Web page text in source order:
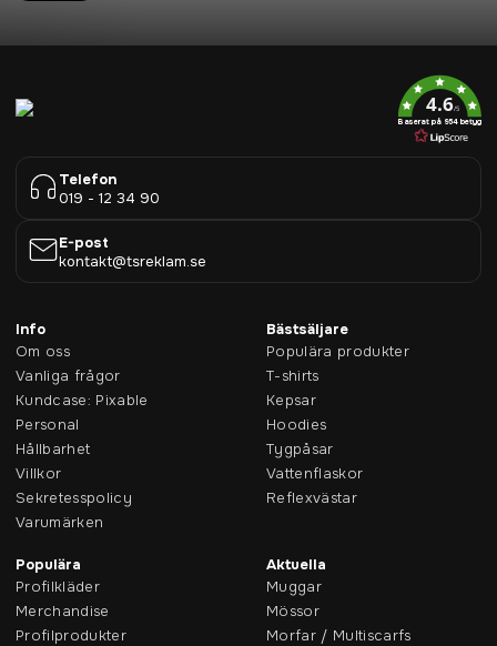
4.6/5
Baserat på 954 betyg
Telefon
019 - 12 34 90
E-post
kontakt@tsreklam.se
Info
Om oss
Vanliga frågor
Kundcase: Pixable
Personal
Hållbarhet
Villkor
Sekretesspolicy
Varumärken
Bästsäljare
Populära produkter
T-shirts
Kepsar
Hoodies
Tygpåsar
Vattenflaskor
Reflexvästar
Populära
Profilkläder
Merchandise
Profilprodukter
Aktuella
Muggar
Mössor
Morfar / Multiscarfs